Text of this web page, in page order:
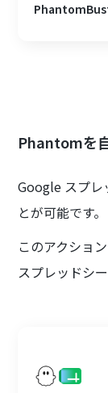
Phantomを
Google スプ
とが可能です。
このアクショ
スプレッドシ